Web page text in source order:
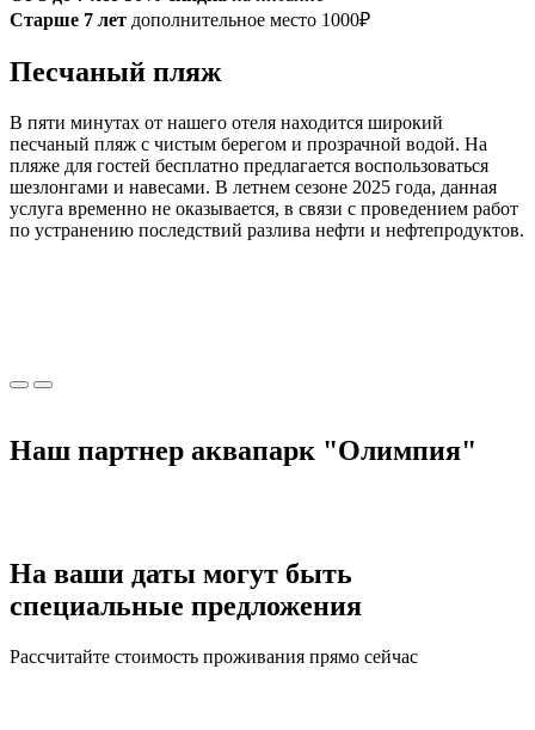
Старше 7 лет дополнительное место 1000₽
Песчаный пляж
В пяти минутах от нашего отеля находится широкий
песчаный пляж с чистым берегом и прозрачной водой. На
пляже для гостей бесплатно предлагается воспользоваться
шезлонгами и навесами. В летнем сезоне 2025 года, данная
услуга временно не оказывается, в связи с проведением работ
по устранению последствий разлива нефти и нефтепродуктов.
Наш партнер аквапарк "Олимпия"
На ваши даты могут быть
специальные предложения
Рассчитайте стоимость проживания прямо сейчас